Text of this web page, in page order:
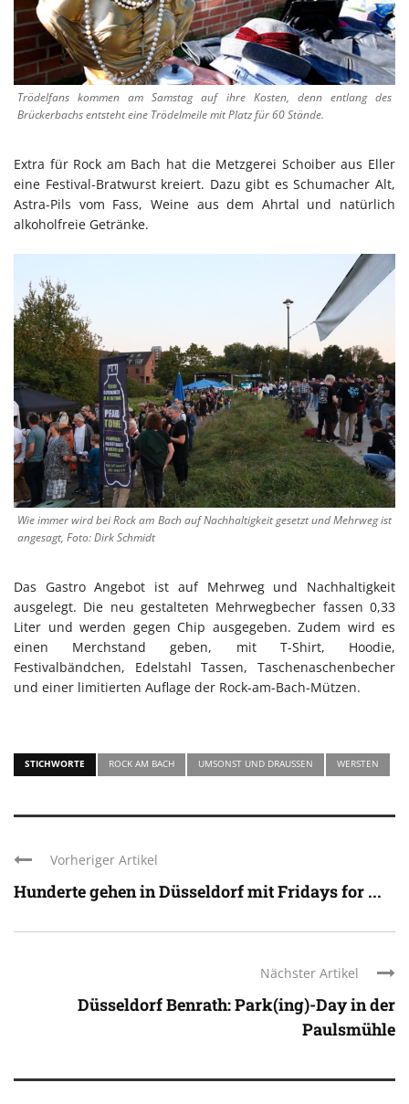
Trödelfans kommen am Samstag auf ihre Kosten, denn entlang des
Brückerbachs entsteht eine Trödelmeile mit Platz für 60 Stände.
Extra für Rock am Bach hat die Metzgerei Schoiber aus Eller
eine Festival-Bratwurst kreiert. Dazu gibt es Schumacher Alt,
Astra-Pils vom Fass, Weine aus dem Ahrtal und natürlich
alkoholfreie Getränke.
Wie immer wird bei Rock am Bach auf Nachhaltigkeit gesetzt und Mehrweg ist
angesagt, Foto: Dirk Schmidt
Das Gastro Angebot ist auf Mehrweg und Nachhaltigkeit
ausgelegt. Die neu gestalteten Mehrwegbecher fassen 0,33
Liter und werden gegen Chip ausgegeben. Zudem wird es
einen Merchstand geben, mit T-Shirt, Hoodie,
Festivalbändchen, Edelstahl Tassen, Taschenaschenbecher
und einer limitierten Auflage der Rock-am-Bach-Mützen.
STICHWORTE ROCK AM BACH UMSONST UND DRAUSSEN WERSTEN
Vorheriger Artikel
Hunderte gehen in Düsseldorf mit Fridays for ...
Nächster Artikel
Düsseldorf Benrath: Park(ing)-Day in der
Paulsmühle